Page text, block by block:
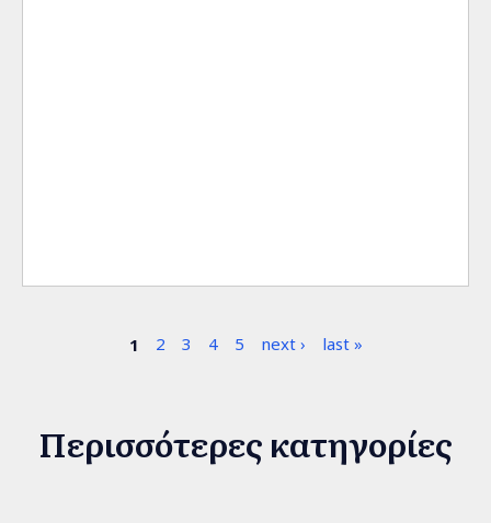
Σελίδες
1 2 3 4 5 next › last »
Περισσότερες κατηγορίες